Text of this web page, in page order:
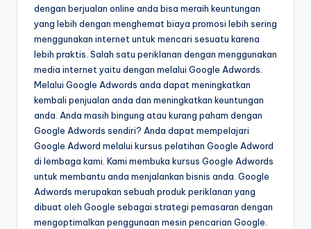
dengan berjualan online anda bisa meraih keuntungan
yang lebih dengan menghemat biaya promosi lebih sering
menggunakan internet untuk mencari sesuatu karena
lebih praktis. Salah satu periklanan dengan menggunakan
media internet yaitu dengan melalui Google Adwords.
Melalui Google Adwords anda dapat meningkatkan
kembali penjualan anda dan meningkatkan keuntungan
anda. Anda masih bingung atau kurang paham dengan
Google Adwords sendiri? Anda dapat mempelajari
Google Adword melalui kursus pelatihan Google Adword
di lembaga kami. Kami membuka kursus Google Adwords
untuk membantu anda menjalankan bisnis anda. Google
Adwords merupakan sebuah produk periklanan yang
dibuat oleh Google sebagai strategi pemasaran dengan
mengoptimalkan penggunaan mesin pencarian Google.